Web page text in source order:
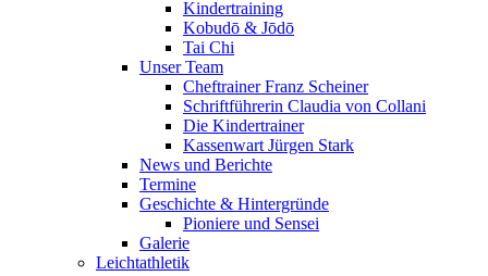
Kindertraining
Kobudō & Jōdō
Tai Chi
Unser Team
Cheftrainer Franz Scheiner
Schriftführerin Claudia von Collani
Die Kindertrainer
Kassenwart Jürgen Stark
News und Berichte
Termine
Geschichte & Hintergründe
Pioniere und Sensei
Galerie
Leichtathletik